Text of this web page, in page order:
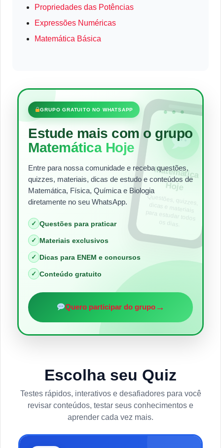
Propriedades das Potências
Expressões Numéricas
Matemática Básica
•••
GRUPO GRATUITO NO WHATSAPP
Estude mais com o grupo
Matemática Hoje
Entre para nossa comunidade e receba questões,
quizzes, materiais, dicas de estudo e conteúdos de
Matemática, Física, Química e Biologia
diretamente no seu WhatsApp.
✓ Questões para praticar
✓ Materiais exclusivos
✓ Dicas para ENEM e concursos
✓ Conteúdo gratuito
Quero participar do grupo→
Matem
ática
Hoje
Questões, quizzes,
dicas e materiais
para estudar todos
os dias.
Escolha seu Quiz
Testes rápidos, interativos e desafiadores para você
revisar conteúdos, testar seus conhecimentos e
aprender cada vez mais.